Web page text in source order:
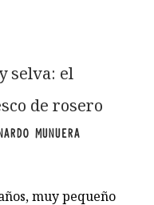
selva: el
de rosero
MUNUERA
muy pequeño